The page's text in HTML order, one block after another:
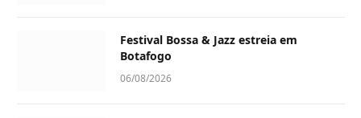
Festival Bossa & Jazz estreia em
Botafogo
06/08/2026